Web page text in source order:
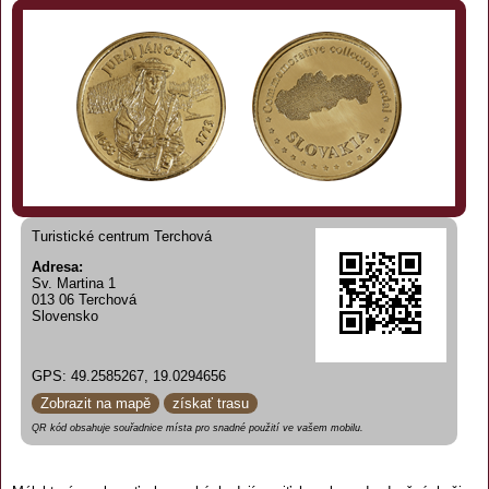
Turistické centrum Terchová
Adresa:
Sv. Martina 1
013 06 Terchová
Slovensko
GPS: 49.2585267, 19.0294656
Zobrazit na mapě
získať trasu
QR kód obsahuje souřadnice místa pro snadné použití ve vašem mobilu.